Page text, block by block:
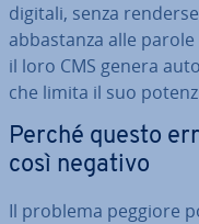
digitali, senza
ab­ba­stan­za alle
il loro CMS genera
che limita il suo
Perché questo
così negativo
Il problema peggiore